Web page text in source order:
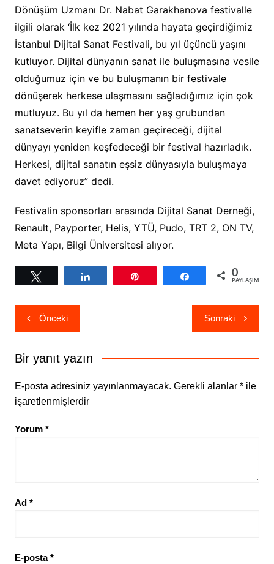
Dönüşüm Uzmanı Dr. Nabat Garakhanova festivalle
ilgili olarak ‘İlk kez 2021 yılında hayata geçirdiğimiz
İstanbul Dijital Sanat Festivali, bu yıl üçüncü yaşını
kutluyor. Dijital dünyanın sanat ile buluşmasına vesile
olduğumuz için ve bu buluşmanın bir festivale
dönüşerek herkese ulaşmasını sağladığımız için çok
mutluyuz. Bu yıl da hemen her yaş grubundan
sanatseverin keyifle zaman geçireceği, dijital
dünyayı yeniden keşfedeceği bir festival hazırladık.
Herkesi, dijital sanatın eşsiz dünyasıyla buluşmaya
davet ediyoruz” dedi.
Festivalin sponsorları arasında Dijital Sanat Derneği,
Renault, Payporter, Helis, YTÜ, Pudo, TRT 2, ON TV,
Meta Yapı, Bilgi Üniversitesi alıyor.
Paylaş 0
PAYLAŞIMLAR
Yazı
gezinmesi
Önceki Sonraki
Bir yanıt yazın
E-posta adresiniz yayınlanmayacak. Gerekli alanlar *ile
işaretlenmişlerdir
Yorum *
Ad *
E-posta*